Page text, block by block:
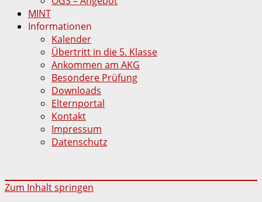
MINT
Informationen
Kalender
Übertritt in die 5. Klasse
Ankommen am AKG
Besondere Prüfung
Downloads
Elternportal
Kontakt
Impressum
Datenschutz
Zum Inhalt springen